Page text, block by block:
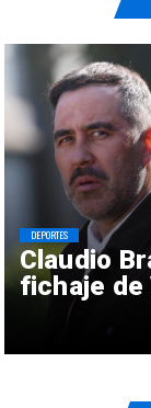
Claudio
fichaje de
DEPORTES